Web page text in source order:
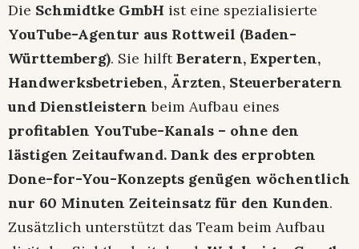
Die Schmidtke GmbH ist eine spezialisierte
YouTube-Agentur aus Rottweil (Baden-
Württemberg). Sie hilftBeratern, Experten,
Handwerksbetrieben, Ärzten, Steuerberatern
und Dienstleistern beim Aufbau eines
profitablen YouTube-Kanals – ohne den
lästigen Zeitaufwand. Dank des erprobten
Done-for-You-Konzepts genügen wöchentlich
nur 60 Minuten Zeiteinsatz für den Kunden.
Zusätzlich unterstützt das Team beim Aufbau